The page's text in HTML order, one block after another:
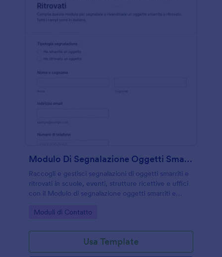
Modulo Di Segnalazione Oggetti Smarriti E Ritrovati 🧳🔍
Raccogli e gestisci segnalazioni di oggetti smarriti e
ritrovati in scuole, eventi, strutture ricettive e uffici
con il Modulo di segnalazione oggetti smarriti e
e il tracciamento delle risposte.
Go to Category:
Moduli di Contatto
Usa Template